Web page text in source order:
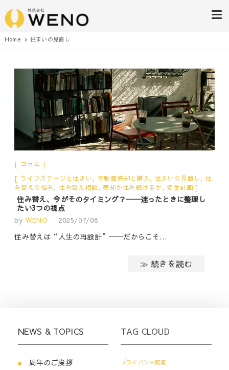
株式会社WENO
Home 住まいの見直し
コラム
ライフステージと住まい, 不動産売却と購入 , 住まいの見直し , 住
み替えの悩み, 住み替え相談, 売却か住み続けるか,資金計画
住み替え、今がそのタイミング？──迷ったときに整理し
たい3つの視点
by WENO 2025/07/08
住み替えは“人生の再設計”──だからこそ…
≫ 続きを読む
NEWS & TOPICS
周年のご挨拶
TAG CLOUD
プライバシー配慮